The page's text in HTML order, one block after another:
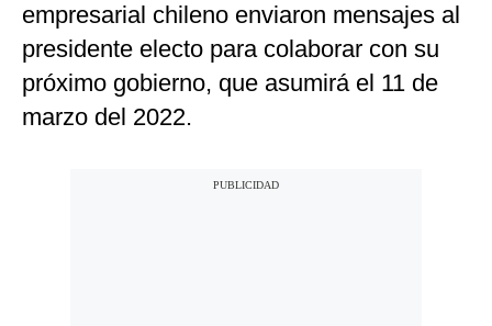
empresarial chileno enviaron mensajes al
presidente electo para colaborar con su
próximo gobierno, que asumirá el 11 de
marzo del 2022.